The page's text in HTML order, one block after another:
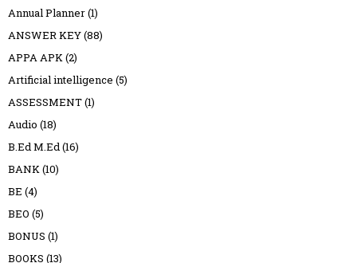
Annual Planner(1)
ANSWER KEY(88)
APPA APK(2)
Artificial intelligence (5)
ASSESSMENT(1)
Audio (18)
B.Ed M.Ed(16)
BANK(10)
BE (4)
BEO (5)
BONUS (1)
BOOKS (13)